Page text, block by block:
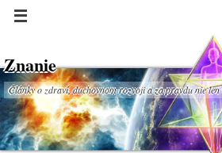
Znanie
Články o zdraví, duchovnom rozvoji a za pravdu nie len